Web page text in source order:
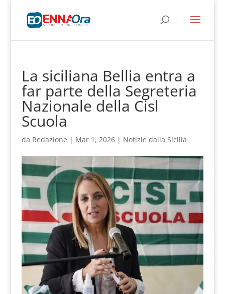
La siciliana Bellia entra a
far parte della Segreteria
Nazionale della Cisl
Scuola
da Redazione | Mar 1, 2026| Notizie dalla Sicilia